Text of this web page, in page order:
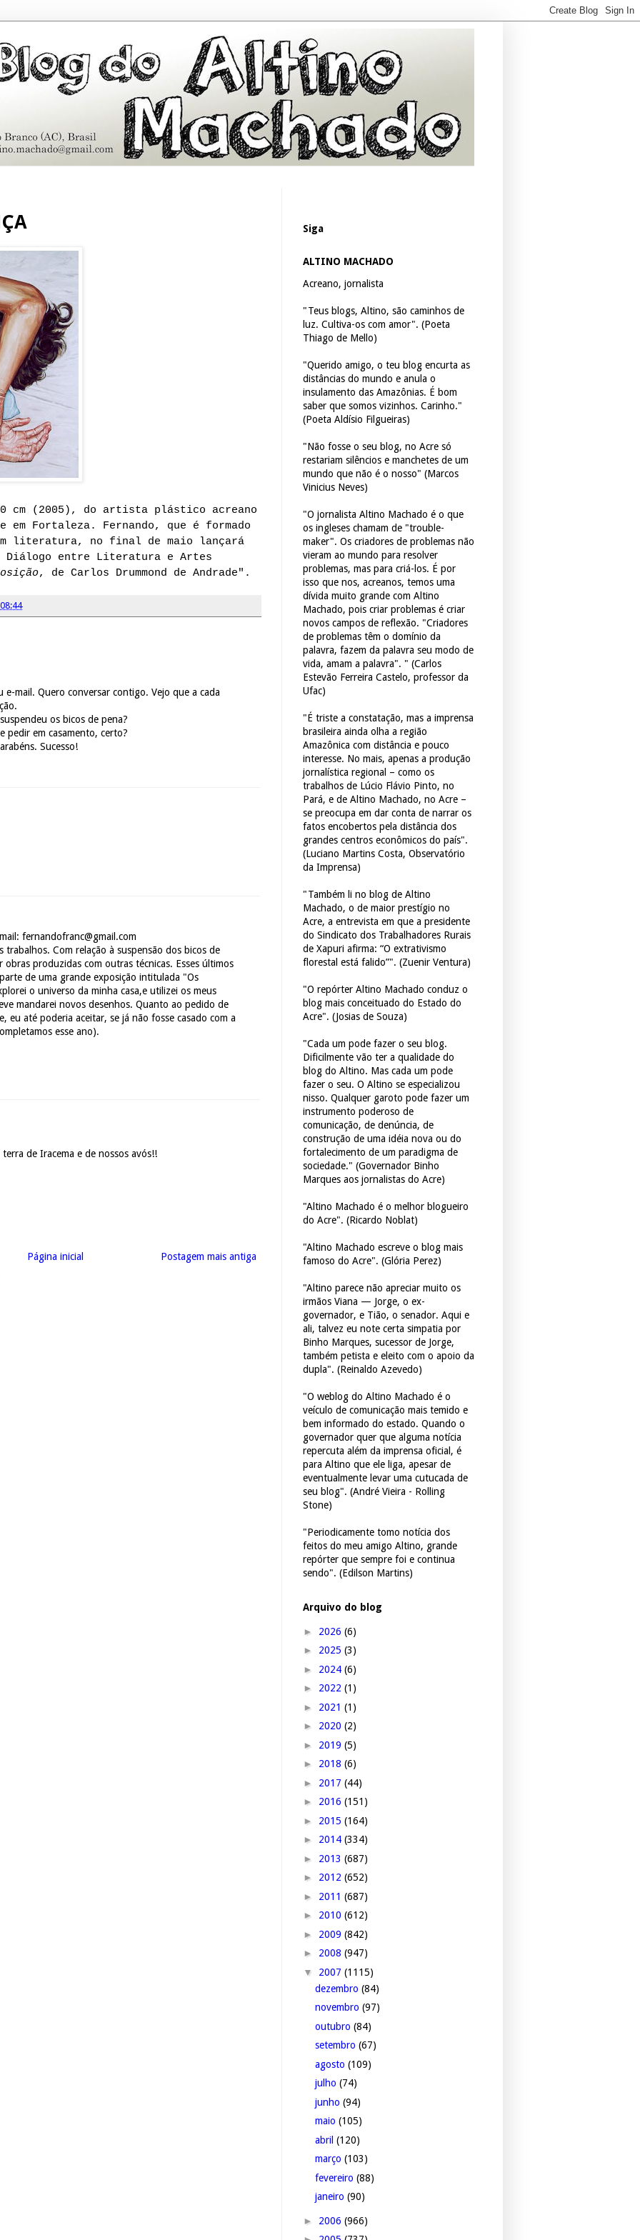
cm (2005), do artista plástico acreano
em Fortaleza. Fernando, que é formado
literatura, no final de maio lançará
Diálogo entre Literatura e Artes
, de Carlos Drummond de Andrade".
08:44
mail. Quero conversar contigo. Vejo que a cada
os bicos de pena?
pedir em casamento, certo?
Sucesso!
fernandofranc@gmail.com
trabalhos. Com relação à suspensão dos bicos de
obras produzidas com outras técnicas. Esses últimos
de uma grande exposição intitulada "Os
o universo da minha casa,e utilizei os meus
mandarei novos desenhos. Quanto ao pedido de
eu até poderia aceitar, se já não fosse casado com a
esse ano).
de Iracema e de nossos avós!!
Postagem mais antiga
Página inicial
Siga
ALTINO MACHADO
Acreano, jornalista
"Teus blogs, Altino, são caminhos de
luz. Cultiva-os com amor". (Poeta
Thiago de Mello)
"Querido amigo, o teu blog encurta as
distâncias do mundo e anula o
insulamento das Amazônias. É bom
saber que somos vizinhos. Carinho."
(Poeta Aldísio Filgueiras)
"Não fosse o seu blog, no Acre só
restariam silêncios e manchetes de um
mundo que não é o nosso" (Marcos
Vinicius Neves)
"O jornalista Altino Machado é o que
os ingleses chamam de "trouble-
maker". Os criadores de problemas não
vieram ao mundo para resolver
problemas, mas para criá-los. É por
isso que nos, acreanos, temos uma
dívida muito grande com Altino
Machado, pois criar problemas é criar
novos campos de reflexão. "Criadores
de problemas têm o domínio da
palavra, fazem da palavra seu modo de
vida, amam a palavra". " (Carlos
Estevão Ferreira Castelo, professor da
Ufac)
"É triste a constatação, mas a imprensa
brasileira ainda olha a região
Amazônica com distância e pouco
interesse. No mais, apenas a produção
jornalística regional – como os
trabalhos de Lúcio Flávio Pinto, no
Pará, e de Altino Machado, no Acre –
se preocupa em dar conta de narrar os
fatos encobertos pela distância dos
grandes centros econômicos do país".
(Luciano Martins Costa, Observatório
da Imprensa)
"Também li no blog de Altino
Machado, o de maior prestígio no
Acre, a entrevista em que a presidente
do Sindicato dos Trabalhadores Rurais
de Xapuri afirma: “O extrativismo
florestal está falido”". (Zuenir Ventura)
"O repórter Altino Machado conduz o
blog mais conceituado do Estado do
Acre". (Josias de Souza)
"Cada um pode fazer o seu blog.
Dificilmente vão ter a qualidade do
blog do Altino. Mas cada um pode
fazer o seu. O Altino se especializou
nisso. Qualquer garoto pode fazer um
instrumento poderoso de
comunicação, de denúncia, de
construção de uma idéia nova ou do
fortalecimento de um paradigma de
sociedade." (Governador Binho
Marques aos jornalistas do Acre)
"Altino Machado é o melhor blogueiro
do Acre". (Ricardo Noblat)
"Altino Machado escreve o blog mais
famoso do Acre". (Glória Perez)
"Altino parece não apreciar muito os
irmãos Viana — Jorge, o ex-
governador, e Tião, o senador. Aqui e
ali, talvez eu note certa simpatia por
Binho Marques, sucessor de Jorge,
também petista e eleito com o apoio da
dupla". (Reinaldo Azevedo)
"O weblog do Altino Machado é o
veículo de comunicação mais temido e
bem informado do estado. Quando o
governador quer que alguma notícia
repercuta além da imprensa oficial, é
para Altino que ele liga, apesar de
eventualmente levar uma cutucada de
seu blog". (André Vieira - Rolling
Stone)
"Periodicamente tomo notícia dos
feitos do meu amigo Altino, grande
repórter que sempre foi e continua
sendo". (Edilson Martins)
Arquivo do blog
► 2026 (6)
► 2025 (3)
► 2024 (6)
► 2022 (1)
► 2021 (1)
► 2020 (2)
► 2019 (5)
► 2018 (6)
► 2017 (44)
► 2016 (151)
► 2015 (164)
► 2014 (334)
► 2013 (687)
► 2012 (652)
► 2011 (687)
► 2010 (612)
► 2009 (842)
► 2008 (947)
▼ 2007 (1115)
dezembro (84)
novembro (97)
outubro (84)
setembro (67)
agosto (109)
julho (74)
junho (94)
maio (105)
abril (120)
março (103)
fevereiro (88)
janeiro (90)
► 2006 (966)